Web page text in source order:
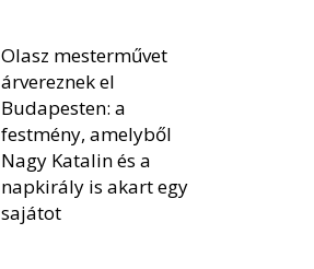
Olasz mesterművet
árvereznek el
Budapesten: a
festmény, amelyből
Nagy Katalin és a
napkirály is akart egy
sajátot